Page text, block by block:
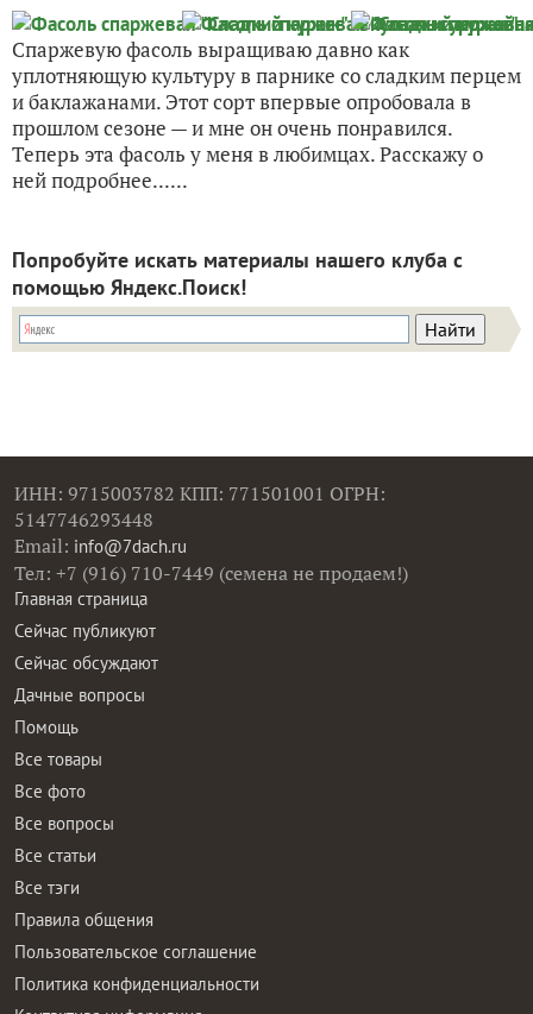
Спаржевую фасоль выращиваю давно как
уплотняющую культуру в парнике со сладким перцем
и баклажанами. Этот сорт впервые опробовала в
прошлом сезоне — и мне он очень понравился.
Теперь эта фасоль у меня в любимцах. Расскажу о
ней подробнее......
Попробуйте искать материалы нашего клуба с
помощью Яндекс.Поиск!
ИНН: 9715003782 КПП: 771501001 ОГРН:
5147746293448
Email: info@7dach.ru
Тел: +7 (916) 710-7449 (семена не продаем!)
Главная страница
Сейчас публикуют
Сейчас обсуждают
Дачные вопросы
Помощь
Все товары
Все фото
Все вопросы
Все статьи
Все тэги
Правила общения
Пользовательское соглашение
Политика конфиденциальности